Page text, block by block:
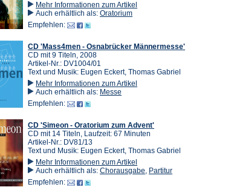
Mehr Informationen zum Artikel
Auch erhältlich als: Oratorium
Empfehlen:
CD 'Mass4men - Osnabrücker Männermesse'
CD mit 9 Titeln, 2008
Artikel-Nr.: DV1004/01
Text und Musik: Eugen Eckert, Thomas Gabriel
Mehr Informationen zum Artikel
Auch erhältlich als: Messe
Empfehlen:
CD 'Simeon - Oratorium zum Advent'
CD mit 14 Titeln, Laufzeit: 67 Minuten
Artikel-Nr.: DV81/13
Text und Musik: Eugen Eckert, Thomas Gabriel
Mehr Informationen zum Artikel
Auch erhältlich als: Chorausgabe, Partitur
Empfehlen: